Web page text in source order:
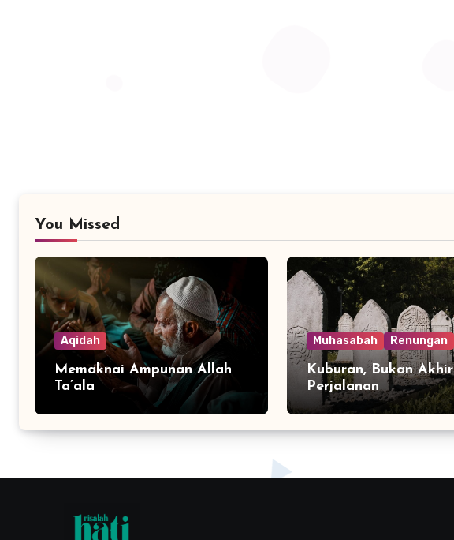
You Missed
Aqidah
Memaknai Ampunan Allah
Ta’ala
Muhasabah Renungan
Kuburan, Bukan Akhir
Perjalanan